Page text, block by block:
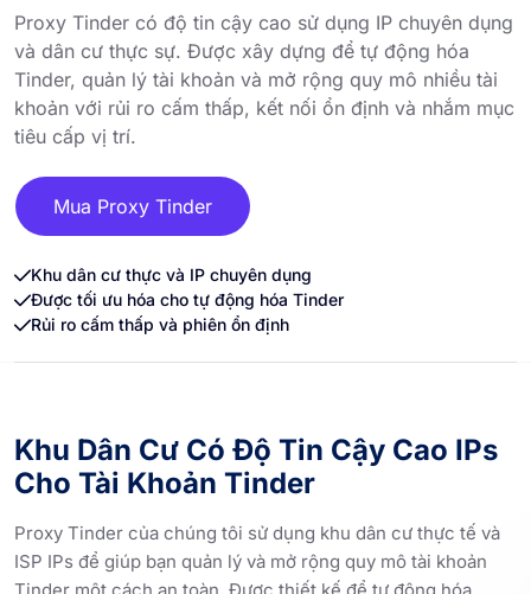
Proxy Tinder có độ tin cậy cao sử dụng IP chuyên dụng
và dân cư thực sự. Được xây dựng để tự động hóa
Tinder, quản lý tài khoản và mở rộng quy mô nhiều tài
khoản với rủi ro cấm thấp, kết nối ổn định và nhắm mục
tiêu cấp vị trí.
Mua Proxy Tinder
Khu dân cư thực và IP chuyên dụng
Được tối ưu hóa cho tự động hóa Tinder
Rủi ro cấm thấp và phiên ổn định
Khu Dân Cư Có Độ Tin Cậy Cao IPs
Cho Tài Khoản Tinder
Proxy Tinder của chúng tôi sử dụng khu dân cư thực tế và
ISP IPs để giúp bạn quản lý và mở rộng quy mô tài khoản
Tinder một cách an toàn. Được thiết kế để tự động hóa